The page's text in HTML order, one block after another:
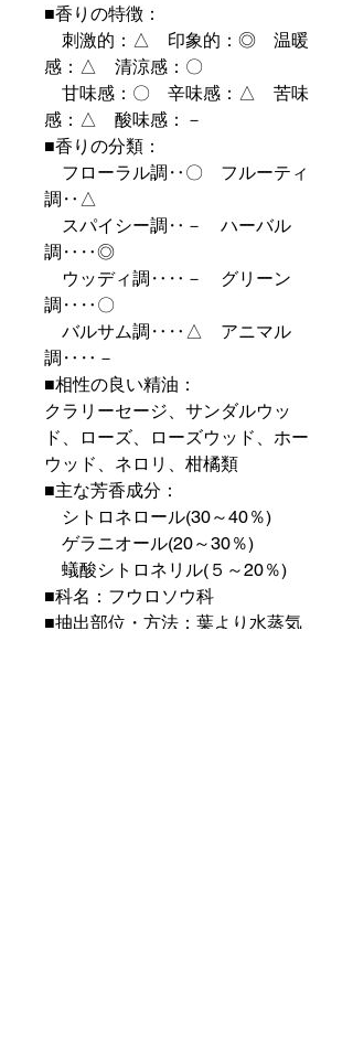
■香りの特徴：
刺激的：△ 印象的：◎ 温暖
感：△ 清涼感：〇
甘味感：〇 辛味感：△ 苦味
感：△ 酸味感：－
■香りの分類：
フローラル調‥〇 フルーティ
調‥△
スパイシー調‥－ ハーバル
調‥‥◎
ウッディ調‥‥－ グリーン
調‥‥〇
バルサム調‥‥△ アニマル
調‥‥－
■相性の良い精油：
クラリーセージ、サンダルウッ
ド、ローズ、ローズウッド、ホー
ウッド、ネロリ、柑橘類
■主な芳香成分：
シトロネロール(30～40％)
ゲラニオール(20～30％)
蟻酸シトロネリル(５～20％)
■科名：フウロソウ科
■抽出部位・方法：葉より水蒸気